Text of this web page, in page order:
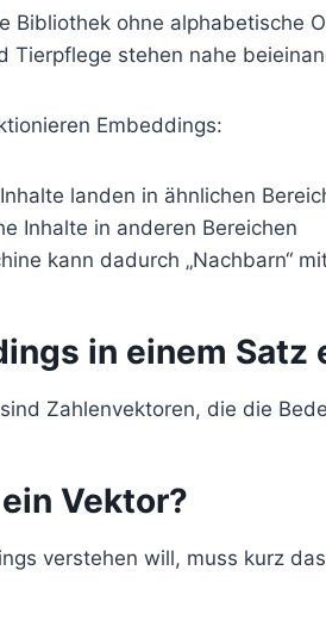
Bibliothek ohne alphabetische
Tierpflege stehen nahe
Embeddings:
landen in ähnlichen
Inhalte in anderen Bereichen
kann dadurch „Nachbarn“
in einem Satz
Zahlenvektoren, die die
Vektor?
verstehen will, muss kurz das